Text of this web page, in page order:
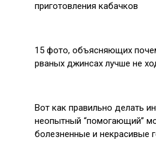
приготовления кабачков
15 фото, объясняющих
рваных джинсах лучше не
Вот как правильно делать
неопытный “помогающий”
болезненные и некрасивые